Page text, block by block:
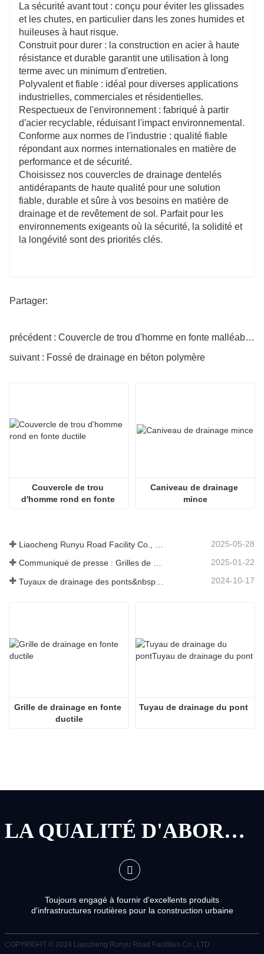
La sécurité avant tout : conçu pour éviter les glissades
et les chutes, en particulier dans les zones humides et
huileuses à haut risque.
Construit pour durer : la construction en acier à haute
résistance et durable garantit une utilisation à long
terme avec un minimum d'entretien.
Polyvalent et fiable : idéal pour diverses applications
industrielles, commerciales et résidentielles.
Respectueux de l'environnement : fabriqué à partir
d'acier recyclable, réduisant l'impact environnemental.
Conforme aux normes de l'industrie : qualité fiable
répondant aux normes internationales en matière de
performance et de sécurité.
Choisissez nos couvercles de drainage dentelés
antidérapants de haute qualité pour une solution
fiable, durable et sûre à vos besoins en matière de
drainage et de revêtement de sol. Parfait pour les
environnements exigeants où la sécurité, la solidité et
la longévité sont des priorités clés.
Partager:
précédent : Couvercle de trou d'homme en fonte malléable D400, forte capacité
suivant : Fossé de drainage en béton polymère
Couvercle de trou
d'homme rond en fonte
Caniveau de drainage
mince
2025-05-28
Communiqué de presse : Grilles de drainage innovantes à haute résistance – Améliorer la sécurité et l'efficacité des infrastructures urbaines 2025-01-22
2024-10-17
Grille de drainage en fonte
ductile
Tuyau de drainage du pont
LA QUALITÉ D'ABORD, LE SERVICE D'ABORD
Toujours engagé à fournir d'excellents produits
d'infrastructures routières pour la construction urbaine
COPYRIGHT © 2024 Liaocheng Runyu Road Facilities Co., LTD